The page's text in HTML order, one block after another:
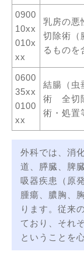
0900
10xx
010x
xx
乳房の
切除術（
るもの
0600
35xx
0100
xx
結腸（
術 全切
術・処
外科では、消
道、膵臓、脾
吸器疾患（原
腫瘍、膿胸、
ります。従来
ており、それ
ということを